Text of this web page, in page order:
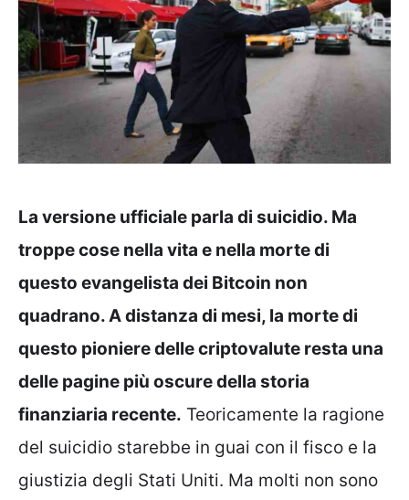
La versione ufficiale parla di suicidio. Ma
troppe cose nella vita e nella morte di
questo evangelista dei Bitcoin non
quadrano. A distanza di mesi, la morte di
questo pioniere delle criptovalute resta una
delle pagine più oscure della storia
finanziaria recente. Teoricamente la ragione
del suicidio starebbe in guai con il fisco e la
giustizia degli Stati Uniti. Ma molti non sono